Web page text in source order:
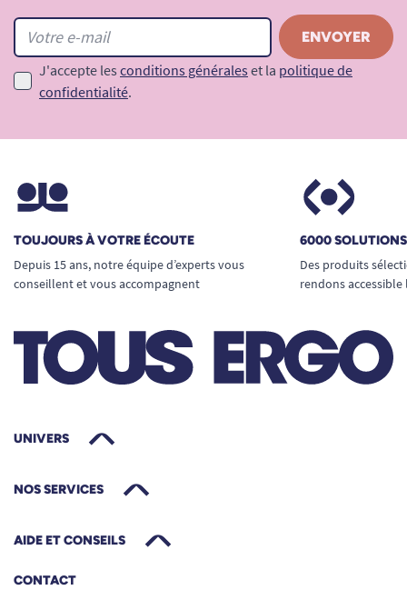
Garantie
% des besoins du quotidien.
Simple, fiable et apaisante — à l’image d’APLOS.
J'accepte les conditions générales et la politique de
confidentialité.
TOUJOURS À VOTRE ÉCOUTE
Depuis 15 ans, notre équipe d’experts vous
conseillent et vous accompagnent
6000
Des produits
rendons
UNIVERS
NOS SERVICES
AIDE ET CONSEILS
CONTACT